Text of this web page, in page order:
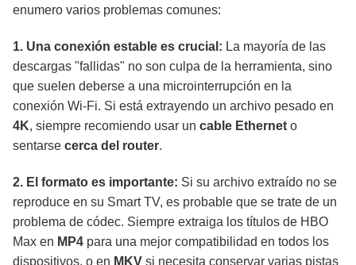
enumero varios problemas comunes:
1. Una conexión estable es crucial: La mayoría de las
descargas "fallidas" no son culpa de la herramienta, sino
que suelen deberse a una microinterrupción en la
conexión Wi-Fi. Si está extrayendo un archivo pesado en
4K, siempre recomiendo usar un cable Ethernet o
sentarse cerca del router.
2. El formato es importante: Si su archivo extraído no se
reproduce en su Smart TV, es probable que se trate de un
problema de códec. Siempre extraiga los títulos de HBO
Max en MP4 para una mejor compatibilidad en todos los
dispositivos, o en MKV si necesita conservar varias pistas